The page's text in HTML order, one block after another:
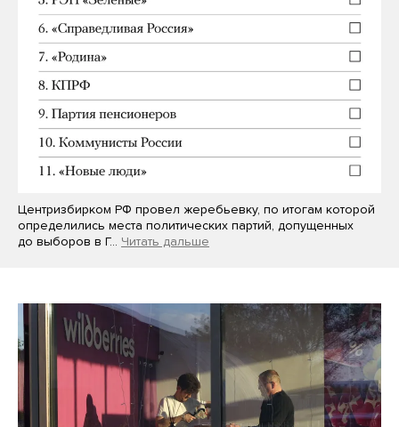
Центризбирком РФ провел жеребьевку, по итогам которой
определились места политических партий, допущенных
до выборов в Г… Читать дальше